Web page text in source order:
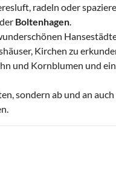
radeln oder
Boltenhagen
Kirchen zu
und Kornblumen und
sondern ab und an